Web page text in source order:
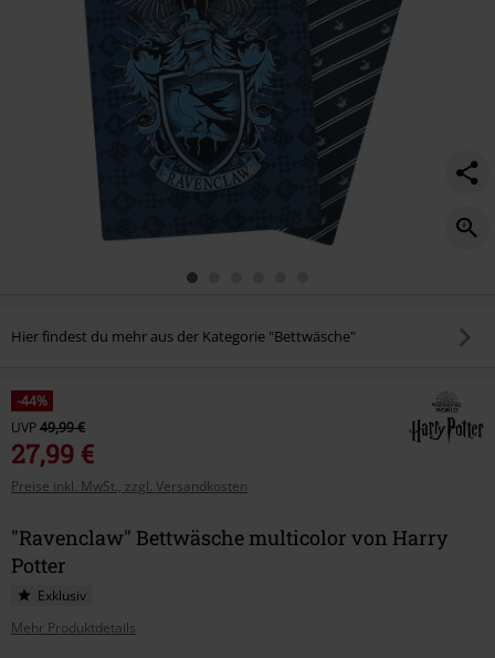
Hier findest du mehr aus der Kategorie "Bettwäsche"
-44%
UVP49,99 €
27,99 €
Preise inkl. MwSt., zzgl. Versandkosten
"Ravenclaw" Bettwäsche multicolor von Harry
Potter
Exklusiv
Mehr Produktdetails